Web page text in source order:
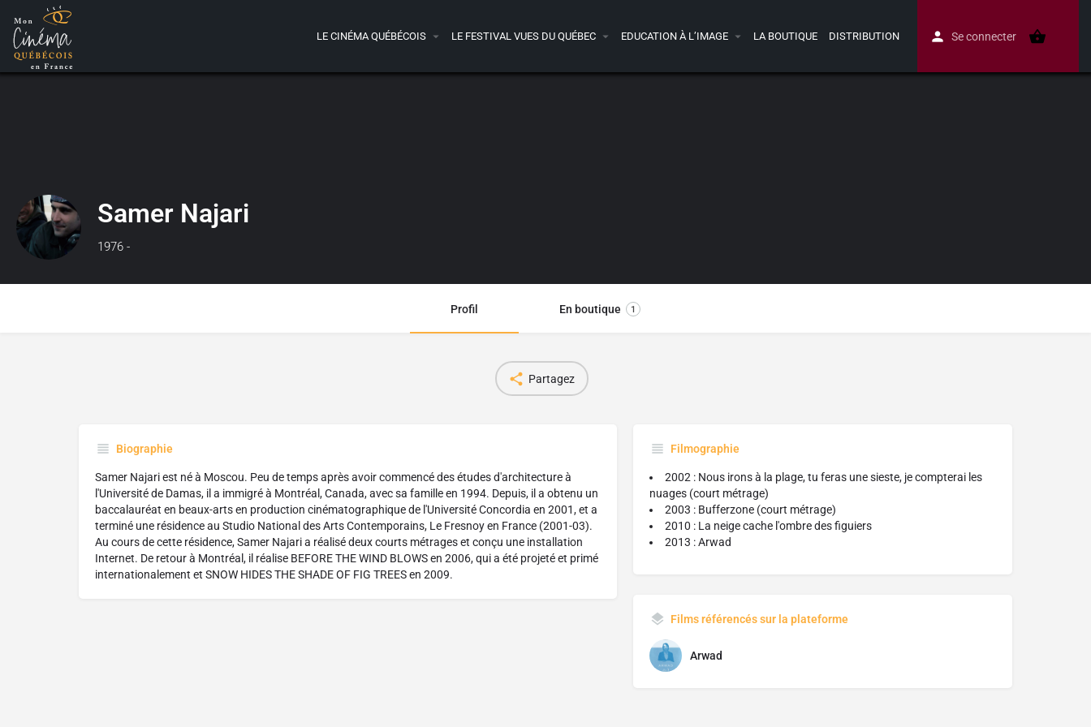
LE CINÉMA QUÉBÉCOIS LE FESTIVAL VUES DU QUÉBEC EDUCATION À L’IMAGE LA BOUTIQUE DISTRIBUTION Se connecter
Samer Najari
1976 -
Profil En boutique 1
Partagez
Biographie
Samer Najari est né à Moscou. Peu de temps après avoir commencé des études d'architecture à
l'Université de Damas, il a immigré à Montréal, Canada, avec sa famille en 1994. Depuis, il a obtenu un
baccalauréat en beaux-arts en production cinématographique de l'Université Concordia en 2001, et a
terminé une résidence au Studio National des Arts Contemporains, Le Fresnoy en France (2001-03).
Au cours de cette résidence, Samer Najari a réalisé deux courts métrages et conçu une installation
Internet. De retour à Montréal, il réalise BEFORE THE WIND BLOWS en 2006, qui a été projeté et primé
internationalement et SNOW HIDES THE SHADE OF FIG TREES en 2009.
Filmographie
2002 : Nous irons à la plage, tu feras une sieste, je compterai les
nuages (court métrage)
2003 : Bufferzone (court métrage)
2010 : La neige cache l'ombre des figuiers
2013 : Arwad
Films référencés sur la plateforme
Arwad